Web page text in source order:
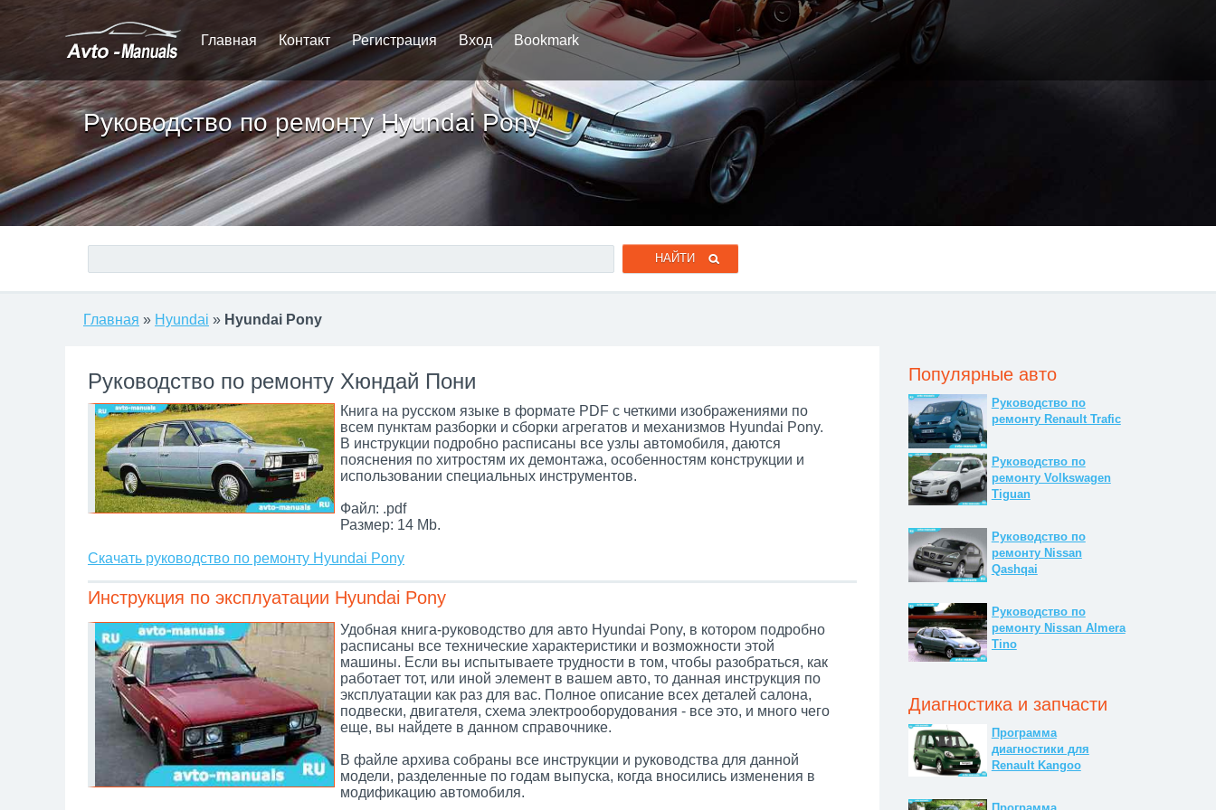
Главная Контакт Регистрация Вход Bookmark
Руководство по ремонту Hyundai Pony
Главная » Hyundai » Hyundai Pony
Руководство по ремонту Хюндай Пони
Книга на русском языке в формате PDF с четкими изображениями по
всем пунктам разборки и сборки агрегатов и механизмов Hyundai Pony.
В инструкции подробно расписаны все узлы автомобиля, даются
пояснения по хитростям их демонтажа, особенностям конструкции и
использовании специальных инструментов.
Файл: .pdf
Размер: 14 Mb.
Скачать руководство по ремонту Hyundai Pony
Инструкция по эксплуатации Hyundai Pony
Удобная книга-руководство для авто Hyundai Pony, в котором подробно
расписаны все технические характеристики и возможности этой
машины. Если вы испытываете трудности в том, чтобы разобраться, как
работает тот, или иной элемент в вашем авто, то данная инструкция по
эксплуатации как раз для вас. Полное описание всех деталей салона,
подвески, двигателя, схема электрооборудования - все это, и много чего
еще, вы найдете в данном справочнике.
В файле архива собраны все инструкции и руководства для данной
модели, разделенные по годам выпуска, когда вносились изменения в
модификацию автомобиля.
Популярные авто
Руководство по
ремонту Renault Trafic
Руководство по
ремонту Volkswagen
Tiguan
Руководство по
ремонту Nissan
Qashqai
Руководство по
ремонту Nissan Almera
Tino
Диагностика и запчасти
Программа
диагностики для
Renault Kangoo